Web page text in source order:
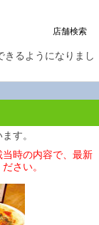
店舗検索
す。
時の内容で、最新
さい。